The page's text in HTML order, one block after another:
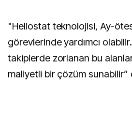
"Heliostat teknolojisi, Ay-
görevlerinde yardımcı
takiplerde zorlanan bu
maliyetli bir çözüm sunabilir”